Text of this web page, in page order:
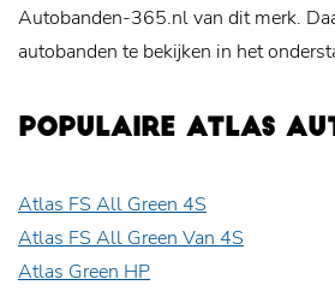
Autobanden-365.nl van dit merk.
autobanden te bekijken in het
POPULAIRE ATLAS
Atlas FS All Green 4S
Atlas FS All Green Van 4S
Atlas Green HP